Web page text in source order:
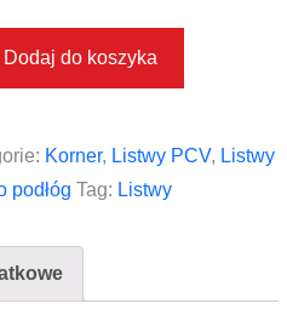
Dodaj do koszyka
Korner, Listwy PCV, Listwy
podłóg Tag: Listwy